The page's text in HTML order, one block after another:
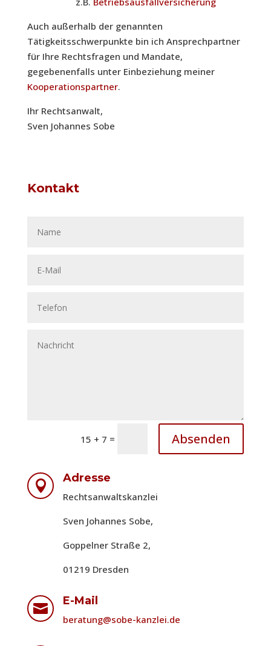
Auch außerhalb der genannten
Tätigkeitsschwerpunkte bin ich Ansprechpartner
für Ihre Rechtsfragen und Mandate,
gegebenenfalls unter Einbeziehung meiner
Kooperationspartner.
Ihr Rechtsanwalt,
Sven Johannes Sobe
Kontakt
15 + 7 = Absenden
 Adresse
Rechtsanwaltskanzlei
Sven Johannes Sobe,
Goppelner Straße 2,
01219 Dresden
 E-Mail
beratung@sobe-kanzlei.de